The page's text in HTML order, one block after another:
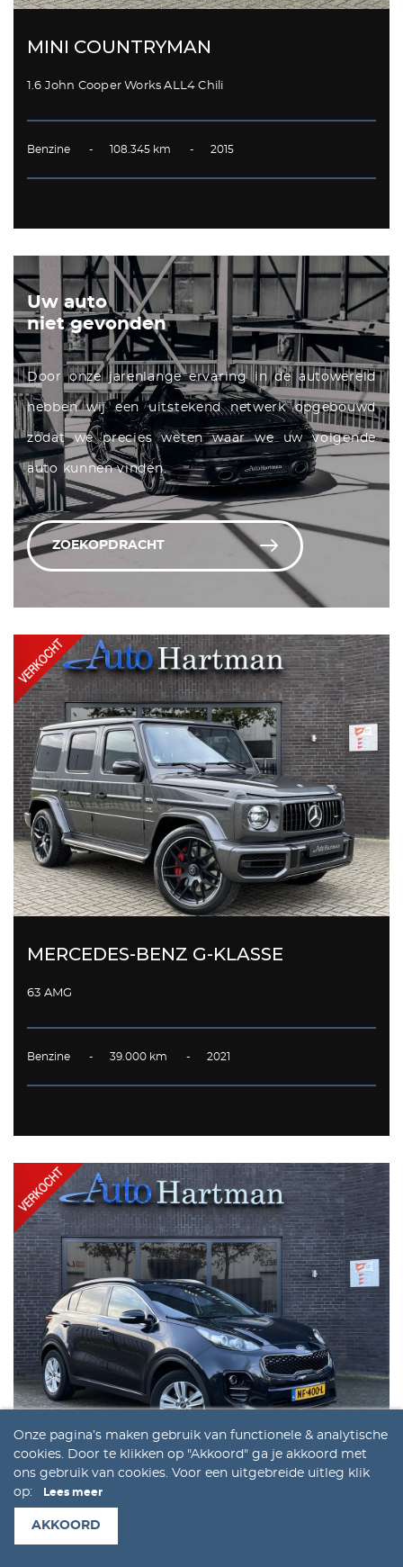
MINI COUNTRYMAN
1.6 John Cooper Works ALL4 Chili
Benzine - 108.345 km - 2015
Uw auto
niet gevonden
Door onze jarenlange ervaring in de autowereld
hebben wij een uitstekend netwerk opgebouwd
zodat we precies weten waar we uw volgende
auto kunnen vinden.
ZOEKOPDRACHT
MERCEDES-BENZ G-KLASSE
63 AMG
Benzine - 39.000 km - 2021
KIA SPORTAGE
1.6 GDI First Edition
Onze pagina’s maken gebruik van functionele & analytische
cookies. Door te klikken op "Akkoord" ga je akkoord met
ons gebruik van cookies. Voor een uitgebreide uitleg klik
op:
Lees meer
AKKOORD